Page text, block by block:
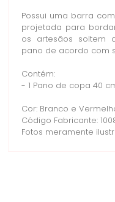
Possui uma barra
projetada para
os artesãos soltem
pano de acordo com
Contém:
- 1 Pano de copa 40
Cor: Branco e
Código Fabricante:
Fotos meramente